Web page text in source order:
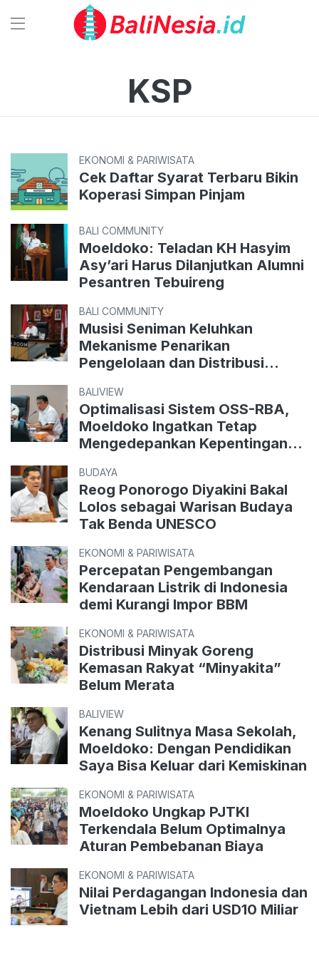
KSP
EKONOMI & PARIWISATA
Cek Daftar Syarat Terbaru Bikin
Koperasi Simpan Pinjam
BALI COMMUNITY
Moeldoko: Teladan KH Hasyim
Asy’ari Harus Dilanjutkan Alumni
Pesantren Tebuireng
BALI COMMUNITY
Musisi Seniman Keluhkan
Mekanisme Penarikan
Pengelolaan dan Distribusi
BALIVIEW
Optimalisasi Sistem OSS-RBA,
Moeldoko Ingatkan Tetap
Mengedepankan Kepentingan
BUDAYA
Reog Ponorogo Diyakini Bakal
Lolos sebagai Warisan Budaya
Tak Benda UNESCO
EKONOMI & PARIWISATA
Percepatan Pengembangan
Kendaraan Listrik di Indonesia
demi Kurangi Impor BBM
EKONOMI & PARIWISATA
Distribusi Minyak Goreng
Kemasan Rakyat “Minyakita”
Belum Merata
BALIVIEW
Kenang Sulitnya Masa Sekolah,
Moeldoko: Dengan Pendidikan
Saya Bisa Keluar dari Kemiskinan
EKONOMI & PARIWISATA
Moeldoko Ungkap PJTKI
Terkendala Belum Optimalnya
Aturan Pembebanan Biaya
EKONOMI & PARIWISATA
Nilai Perdagangan Indonesia dan
Vietnam Lebih dari USD10 Miliar